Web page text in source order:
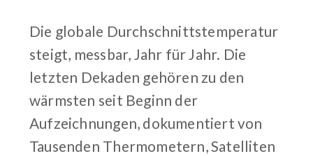
Die globale Durchschnittstemperatur
steigt, messbar, Jahr für Jahr. Die
letzten Dekaden gehören zu den
wärmsten seit Beginn der
Aufzeichnungen, dokumentiert von
Tausenden Thermometern, Satelliten